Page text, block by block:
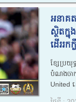
អនាគ
ស្ថិតក្
ដើរ​រក​
ខ្សែប្រយុ
បំណង​ចា
United